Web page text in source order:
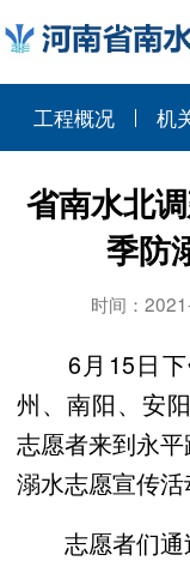
工程概况 机
省南水北
季防
时间：
6月15日下
州、南阳、安
志愿者来到永
溺水志愿宣传活
志愿者们通